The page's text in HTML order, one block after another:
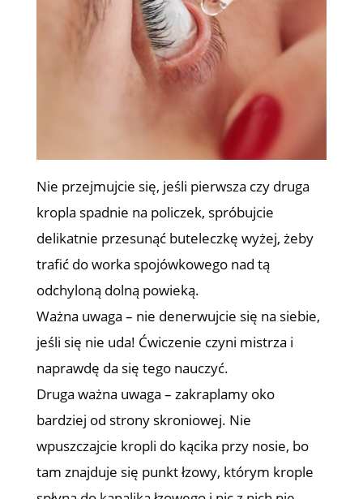
Nie przejmujcie się, jeśli pierwsza czy druga
kropla spadnie na policzek, spróbujcie
delikatnie przesunąć buteleczkę wyżej, żeby
trafić do worka spojówkowego nad tą
odchyloną dolną powieką.
Ważna uwaga – nie denerwujcie się na siebie,
jeśli się nie uda! Ćwiczenie czyni mistrza i
naprawdę da się tego nauczyć.
Druga ważna uwaga – zakraplamy oko
bardziej od strony skroniowej. Nie
wpuszczajcie kropli do kącika przy nosie, bo
tam znajduje się punkt łzowy, którym krople